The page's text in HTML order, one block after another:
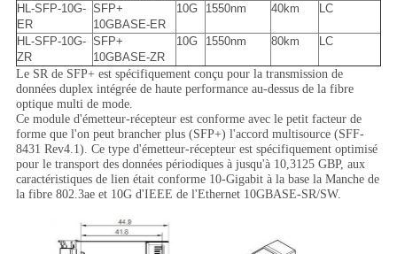
HL-SFP-10G-
ER
SFP+
10GBASE-ER
10G 1550nm 40km LC
HL-SFP-10G-
ZR
SFP+
10GBASE-ZR
10G 1550nm 80km LC
Le SR de SFP+ est spécifiquement conçu pour la transmission de
données duplex intégrée de haute performance au-dessus de la fibre
optique multi de mode.
Ce module d'émetteur-récepteur est conforme avec le petit facteur de
forme que l'on peut brancher plus (SFP+) l'accord multisource (SFF-
8431 Rev4.1). Ce type d'émetteur-récepteur est spécifiquement optimisé
pour le transport des données périodiques à jusqu'à 10,3125 GBP, aux
caractéristiques de lien était conforme 10-Gigabit à la base la Manche de
la fibre 802.3ae et 10G d'IEEE de l'Ethernet 10GBASE-SR/SW.